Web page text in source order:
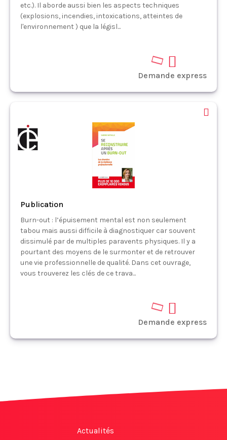
etc.). Il aborde aussi bien les aspects techniques
(explosions, incendies, intoxications, atteintes de
l'environnement ) que la législ...
Demande express
Publication
Burn-out : l’épuisement mental est non seulement
tabou mais aussi difficile à diagnostiquer car souvent
dissimulé par de multiples paravents physiques. Il y a
pourtant des moyens de le surmonter et de retrouver
une vie professionnelle de qualité. Dans cet ouvrage,
vous trouverez les clés de ce trava...
Demande express
Actualités